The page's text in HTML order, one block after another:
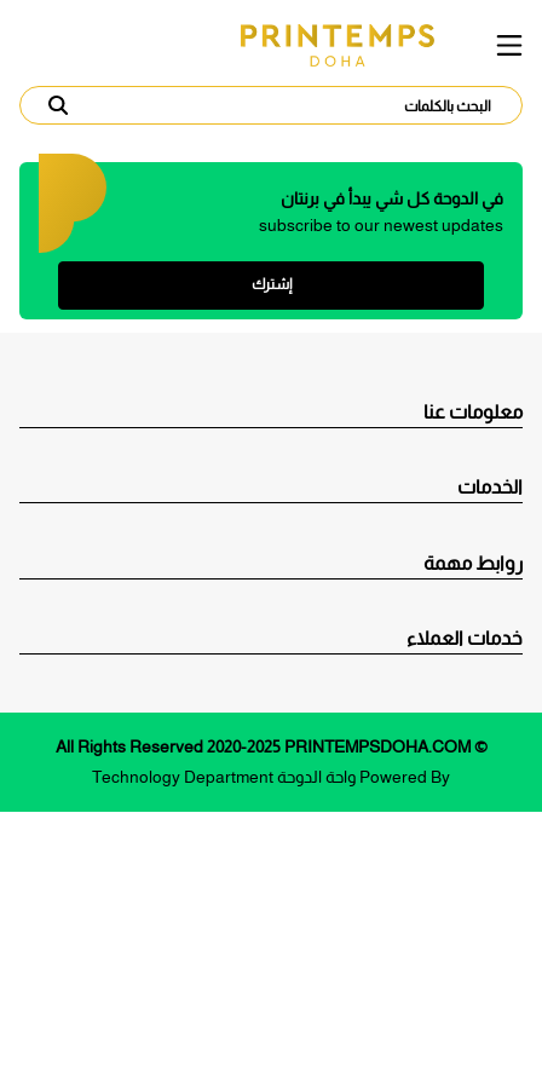
في الدوحة كل شي يبدأ في برنتان
subscribe to our newest updates
إشترك
معلومات عنا
الخدمات
روابط مهمة
خدمات العملاء
© All Rights Reserved 2020-2025 PRINTEMPSDOHA.COM
Powered By واحة الدوحة